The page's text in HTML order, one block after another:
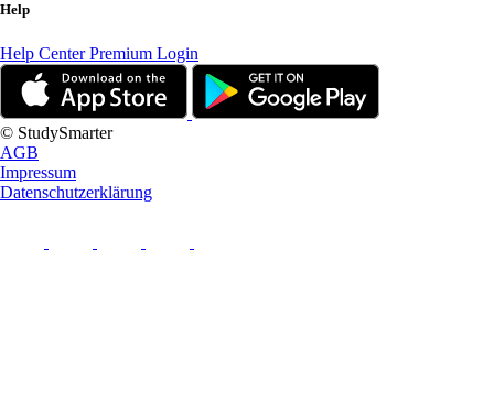
Help
Help CenterPremium Login
© StudySmarter
AGB
Impressum
Datenschutzerklärung